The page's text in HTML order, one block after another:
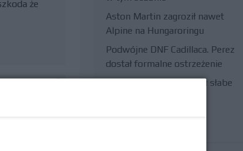
że
0
pod
Aston Martin zagroził nawet
Alpine na Hungaroringu
Podwójne DNF Cadillaca. Perez
dostał formalne ostrzeżenie
Hungaroring potwierdził słabe